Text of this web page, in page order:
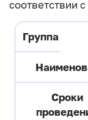
соответствии
Группа
Сроки